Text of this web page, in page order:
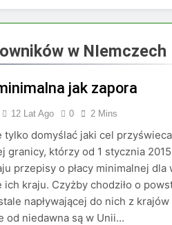
zarządzaniu biznesem
– uporządkuj biuro dzięki
firmy – co warto wiedzieć?
VAT od paliwa: pełne,
Minolta – kiedy wybrać
podatku?
w NIemczech
jak zapora
12 Lat Ago 0 2 Mins
tylko domyślać jaki cel
granicy, którzy od 1 stycznia
przepisy o płacy minimalnej
ich kraju. Czyżby chodziło o
napływającej do nich z
od niedawna są w Unii…